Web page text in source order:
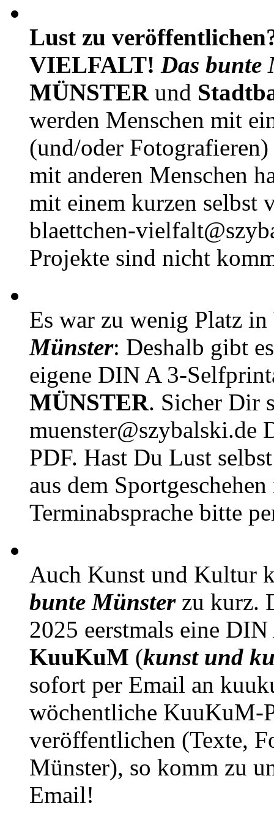
Lust zu
VIELFALT! Das bunte
MÜNSTERund
werden Menschen mit
(und/oder
mit anderen Menschen
mit einem kurzen selbst
blaettchen-
Projekte sind nicht
Es war zu wenig Platz in
Münster: Deshalb gibt
eigene DIN A 3-
MÜNSTER. Sicher Dir
muenster@szybalski.de
PDF. Hast Du Lust
aus dem
Terminabsprache bitte
Auch Kunst und Kultur
bunte Münsterzu kurz.
2025 eerstmals eine
KuuKuM (kunst und
sofort per Email an
wöchentliche KuuKuM-
veröffentlichen (Texte,
Münster), so komm zu
Email!